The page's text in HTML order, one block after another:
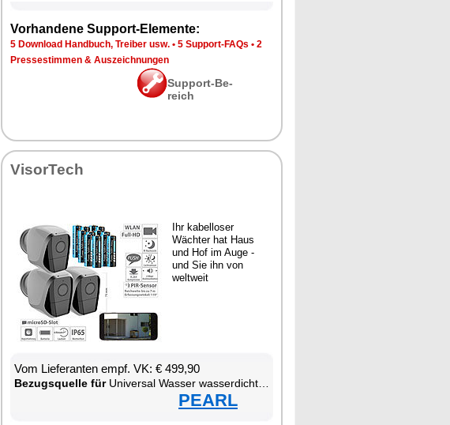
Vor­han­de­ne Sup­port-Ele­men­te:
5 Down­load Hand­buch, Trei­ber usw. • 5 Sup­port-FAQs • 2
Pres­se­stim­men & Aus­zeich­nun­gen
Sup­port-Be­
reich
Vi­sor­Tech
Ihr ka­bel­lo­ser
Wäch­ter hat Haus
und Hof im Au­ge -
und Sie ihn von
welt­weit
Vom Lie­fe­ran­ten empf. VK: € 499,90
Be­zugs­quel­le fürUni­ver­sal Was­ser was­ser­dich­ter W-LAN was­ser­fest staub­dicht Smart­pho­ne
PEARL